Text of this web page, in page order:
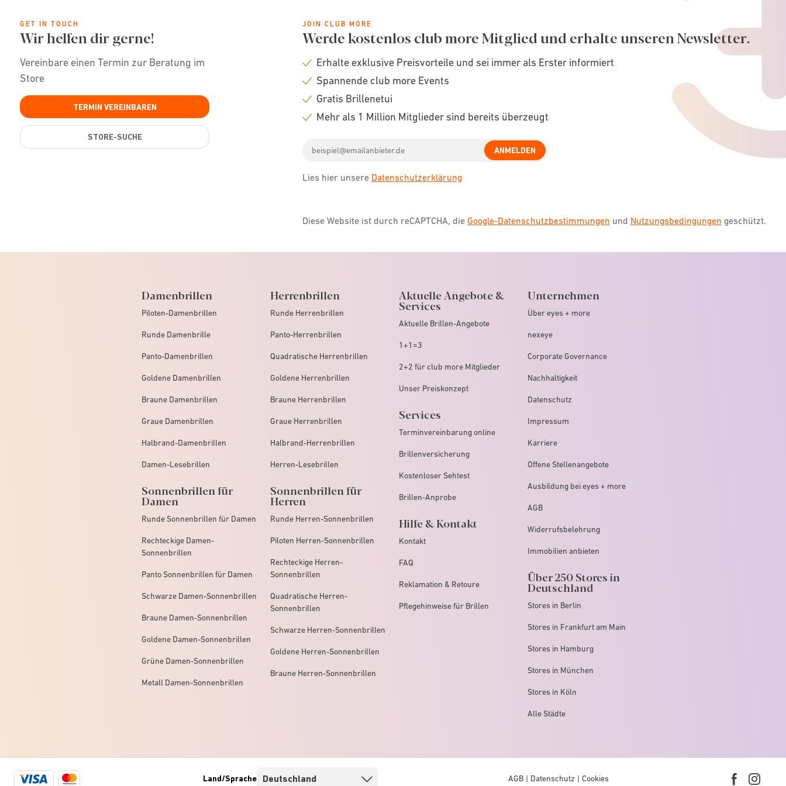
GET IN TOUCH
Wir helfen dir gerne!
Vereinbare einen Termin zur Beratung im
Store
TERMIN VEREINBAREN
STORE-SUCHE
JOIN CLUB MORE
Werde kostenlos club more Mitglied und erhalte unseren Newsletter.
Check
Erhalte exklusive Preisvorteile und sei immer als Erster informiert
Check
Spannende club more Events
Check
Gratis Brillenetui
Mehr als 1 Million Mitglieder sind bereits überzeugt
address
ANMELDEN
Lies hier unsere Datenschutzerklärung
Diese Website ist durch reCAPTCHA, die Google-Datenschutzbestimmungen und Nutzungsbedingungen geschützt.
Damenbrillen
Piloten-Damenbrillen
Runde Damenbrille
Panto-Damenbrillen
Goldene Damenbrillen
Braune Damenbrillen
Graue Damenbrillen
Halbrand-Damenbrillen
Damen-Lesebrillen
Sonnenbrillen für
Damen
Runde Sonnenbrillen für Damen
Rechteckige Damen-
Sonnenbrillen
Panto Sonnenbrillen für Damen
Schwarze Damen-Sonnenbrillen
Braune Damen-Sonnenbrillen
Goldene Damen-Sonnenbrillen
Grüne Damen-Sonnenbrillen
Metall Damen-Sonnenbrillen
Herrenbrillen
Runde Herrenbrillen
Panto-Herrenbrillen
Quadratische Herrenbrillen
Goldene Herrenbrillen
Braune Herrenbrillen
Graue Herrenbrillen
Halbrand-Herrenbrillen
Herren-Lesebrillen
Sonnenbrillen für
Herren
Runde Herren-Sonnenbrillen
Piloten Herren-Sonnenbrillen
Rechteckige Herren-
Sonnenbrillen
Quadratische Herren-
Sonnenbrillen
Schwarze Herren-Sonnenbrillen
Goldene Herren-Sonnenbrillen
Braune Herren-Sonnenbrillen
Aktuelle Angebote &
Services
Aktuelle Brillen-Angebote
1+1=3
2+2 für club more Mitglieder
Unser Preiskonzept
Services
Terminvereinbarung online
Brillenversicherung
Kostenloser Sehtest
Brillen-Anprobe
Hilfe & Kontakt
Kontakt
FAQ
Reklamation & Retoure
Pflegehinweise für Brillen
Unternehmen
Über eyes + more
nexeye
Corporate Governance
Nachhaltigkeit
Datenschutz
Impressum
Karriere
Offene Stellenangebote
Ausbildung bei eyes + more
AGB
Widerrufsbelehrung
Immobilien anbieten
Über 250 Stores in
Deutschland
Stores in Berlin
Stores in Frankfurt am Main
Stores in Hamburg
Stores in München
Stores in Köln
Alle Städte
Visa
Mastercard
Land/Sprache AGB Datenschutz Cookies